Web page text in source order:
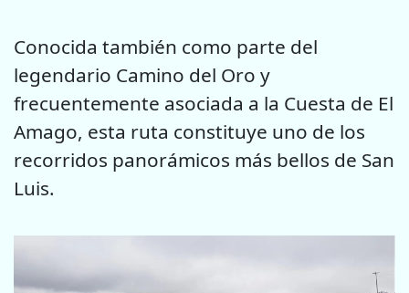
Conocida también como parte del
legendario Camino del Oro y
frecuentemente asociada a la Cuesta de El
Amago, esta ruta constituye uno de los
recorridos panorámicos más bellos de San
Luis.